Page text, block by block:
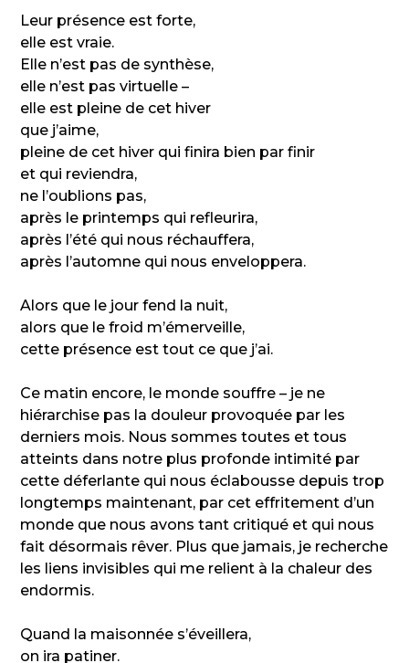
Leur présence est forte,
elle est vraie.
Elle n’est pas de synthèse,
elle n’est pas virtuelle –
elle est pleine de cet hiver
que j’aime,
pleine de cet hiver qui finira bien par finir
et qui reviendra,
ne l’oublions pas,
après le printemps qui refleurira,
après l’été qui nous réchauffera,
après l’automne qui nous enveloppera.
Alors que le jour fend la nuit,
alors que le froid m’émerveille,
cette présence est tout ce que j’ai.
Ce matin encore, le monde souffre – je ne
hiérarchise pas la douleur provoquée par les
derniers mois. Nous sommes toutes et tous
atteints dans notre plus profonde intimité par
cette déferlante qui nous éclabousse depuis trop
longtemps maintenant, par cet effritement d’un
monde que nous avons tant critiqué et qui nous
fait désormais rêver. Plus que jamais, je recherche
les liens invisibles qui me relient à la chaleur des
endormis.
Quand la maisonnée s’éveillera,
on ira patiner.